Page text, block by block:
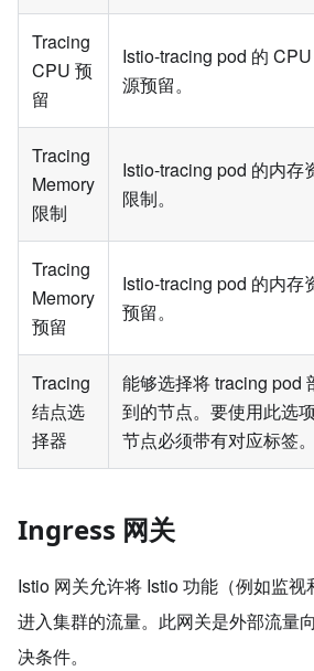
Tracing
CPU 预
留
Istio-tracing pod 的
源预留。
Tracing
Memory
限制
Istio-tracing pod 的内存
限制。
Tracing
Memory
预留
Istio-tracing pod 的内存
预留。
Tracing
结点选
择器
能够选择将 tracing pod
到的节点。要使用此选项
节点必须带有对应标签。
Ingress 网关
Istio 网关允许将 Istio 功能（例如监
进入集群的流量。此网关是外部流量
决条件。